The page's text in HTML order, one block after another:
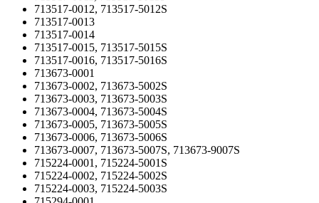
713517-0012, 713517-5012S
713517-0013
713517-0014
713517-0015, 713517-5015S
713517-0016, 713517-5016S
713673-0001
713673-0002, 713673-5002S
713673-0003, 713673-5003S
713673-0004, 713673-5004S
713673-0005, 713673-5005S
713673-0006, 713673-5006S
713673-0007, 713673-5007S, 713673-9007S
715224-0001, 715224-5001S
715224-0002, 715224-5002S
715224-0003, 715224-5003S